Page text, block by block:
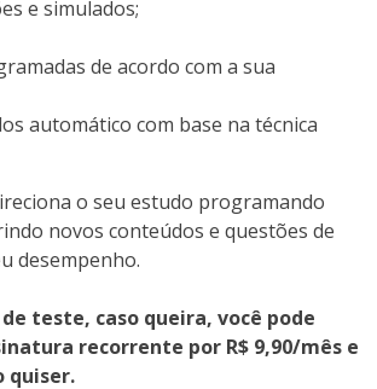
e simulados;
de acordo com a sua
automático com base na técnica
o seu estudo programando
novos conteúdos e questões de
desempenho.
teste, caso queira, você pode
recorrente por R$ 9,90/mês e
quiser.